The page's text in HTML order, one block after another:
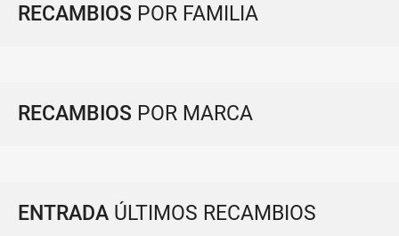
RECAMBIOS POR FAMILIA
RECAMBIOS POR MARCA
ENTRADA ÚLTIMOS RECAMBIOS